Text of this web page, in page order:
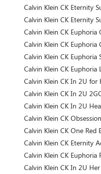
Calvin Klein CK Eternity
Calvin Klein CK Eternity
Calvin Klein CK Euphoria
Calvin Klein CK Euphoria
Calvin Klein CK Euphoria
Calvin Klein CK Euphoria
Calvin Klein CK In 2U for
Calvin Klein CK In 2U
Calvin Klein CK In 2U
Calvin Klein CK
Calvin Klein CK One Red
Calvin Klein CK Eternity
Calvin Klein CK Euphoria
Calvin Klein CK In 2U